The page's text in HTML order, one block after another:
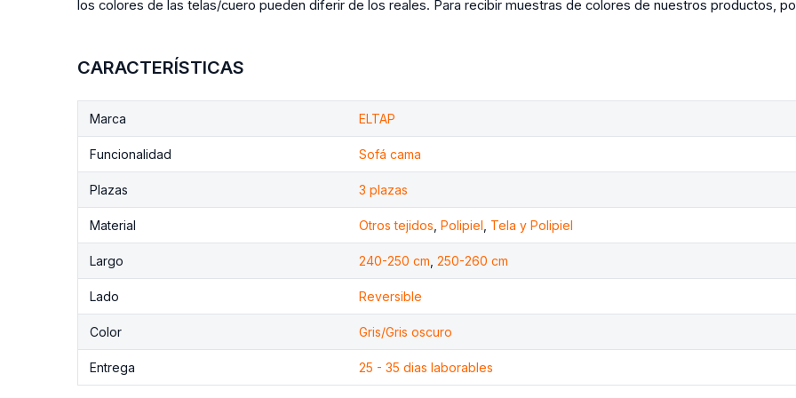
los colores de las telas/cuero pueden diferir de los reales. Para recibir muestras de colores de nuestros productos,
CARACTERÍSTICAS
Marca ELTAP
Funcionalidad Sofá cama
Plazas 3 plazas
Material Otros tejidos, Polipiel, Tela y Polipiel
Largo 240-250 cm, 250-260 cm
Lado Reversible
Color Gris/Gris oscuro
Entrega 25 - 35 dias laborables